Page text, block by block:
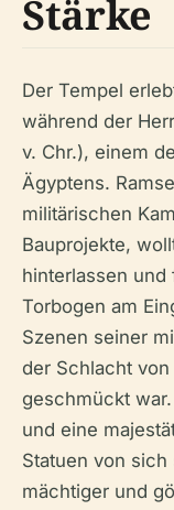
Stärke
Der Tempel
während der
v. Chr.), einem
Ägyptens.
militärischen
Bauprojekte,
hinterlassen
Torbogen am
Szenen seiner
der Schlacht
geschmückt
und eine
Statuen von
mächtiger und